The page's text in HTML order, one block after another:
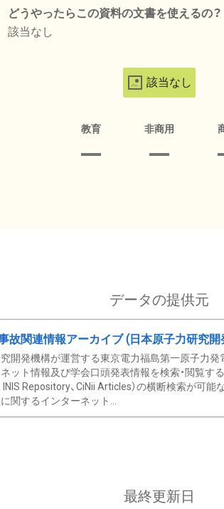
どうやったらこの資料の文書を使えるの？
該当なし
該当なし
教育 非商用
データの提供元
故関連情報アーカイブ (日本原子力研究開
開発機構が運営する東京電力福島第一原子力発
ット情報及び学会口頭発表情報を検索・閲覧す
INIS Repository、CiNii Articles）の横断検索が可
関するインターネット...
最終更新日